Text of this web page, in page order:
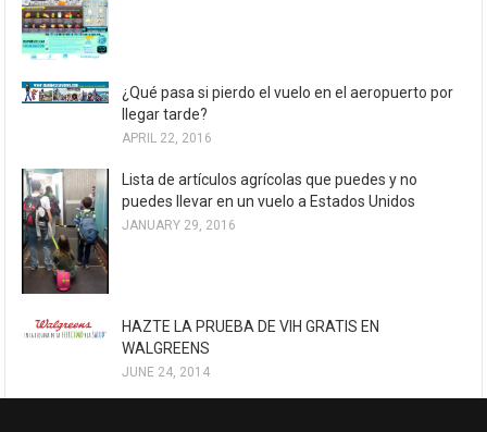
¿Qué pasa si pierdo el vuelo en el aeropuerto por
llegar tarde?
APRIL 22, 2016
Lista de artículos agrícolas que puedes y no
puedes llevar en un vuelo a Estados Unidos
JANUARY 29, 2016
HAZTE LA PRUEBA DE VIH GRATIS EN
WALGREENS
JUNE 24, 2014